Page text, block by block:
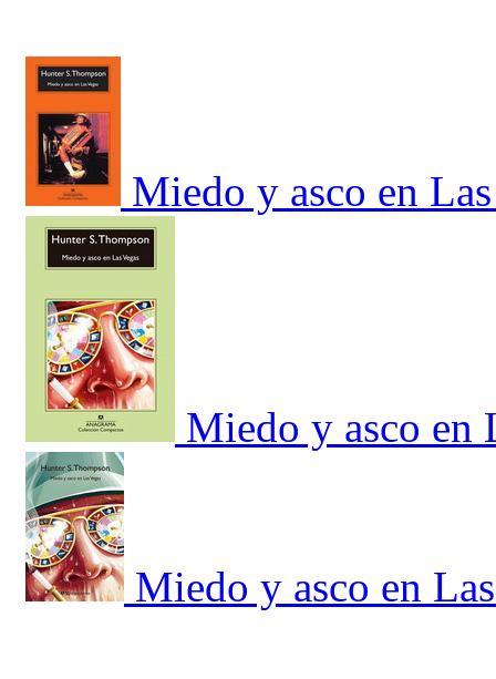
Miedo y asco en
Miedo y asco en
Miedo y asco en